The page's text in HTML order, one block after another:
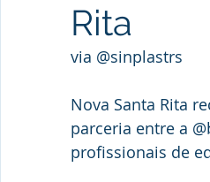
Rita
via @sinplastrs
Nova Santa Rita
parceria entre a
profissionais de